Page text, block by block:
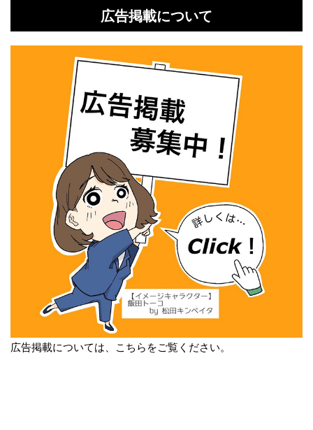
広告掲載について
広告掲載については、こちらをご覧ください。